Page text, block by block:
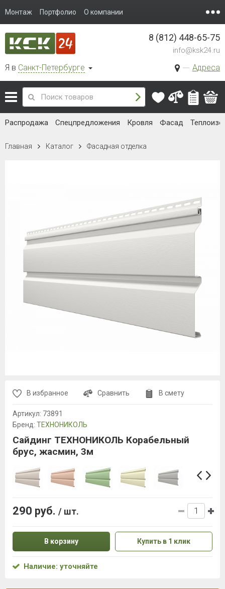
Монтаж Портфолио О компании
Я в Санкт-Петербурге Адреса
8 (812) 448-65-75
info@ksk24.ru
Распродажа Спецпредложения Кровля Фасад
Главная Каталог Фасадная отделка
В избранное Сравнить В смету
Артикул: 73891
Бренд: ТЕХНОНИКОЛЬ
Сайдинг ТЕХНОНИКОЛЬ Корабельный
брус, жасмин, 3м
290 руб. / шт.
В корзину Купить в 1 клик
Наличие: уточняйте